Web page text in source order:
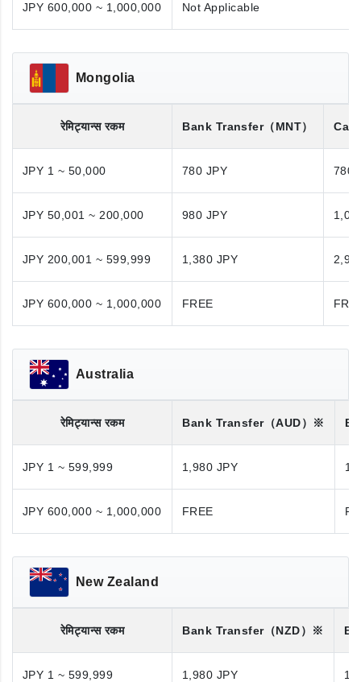
JPY 600,000 ~ 1,000,000 Not Applicable
Mongolia
रेमिट्यान्स रकम Bank Transfer（MNT）
JPY 1 ~ 50,000 780 JPY 780
JPY 50,001 ~ 200,000 980 JPY
JPY 200,001 ~ 599,999 1,380 JPY
JPY 600,000 ~ 1,000,000 FREE
Australia
रेमिट्यान्स रकम Bank Transfer（AUD）※
JPY 1 ~ 599,999 1,980 JPY
JPY 600,000 ~ 1,000,000 FREE
New Zealand
रेमिट्यान्स रकम Bank Transfer（NZD）※
JPY 1 ~ 599,999 1,980 JPY